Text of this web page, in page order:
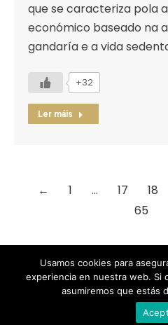
que se caracteriza pola
económico baseado na
gandaría e a vida
+32
Ler máis
← 1 … 17 18
65
Designed by
POLÍTICA DE PRIVACIDAD |
© Recreación
Usamos cookies para
experiencia en nuestra web. Si
asumiremos que estás